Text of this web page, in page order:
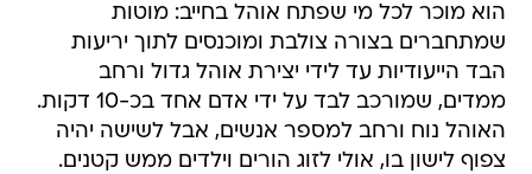
הוא מוכר לכל מי שפתח אוהל בחייב: מוטות
שמתחברים בצורה צולבת ומוכנסים לתוך יריעות
הבד הייעודיות עד לידי יצירת אוהל גדול ורחב
ממדים, שמורכב לבד על ידי אדם אחד בכ-10 דקות.
האוהל נוח ורחב למספר אנשים, אבל לשישה יהיה
צפוף לישון בו, אולי לזוג הורים וילדים ממש קטנים.